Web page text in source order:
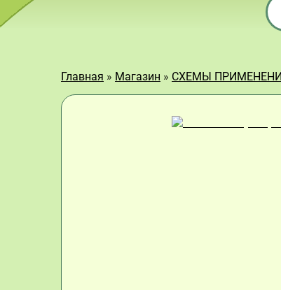
Главная » Магазин » СХЕМЫ